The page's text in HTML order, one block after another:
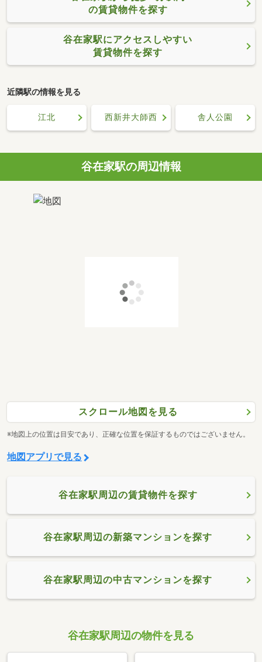
の賃貸物件を探す
谷在家駅にアクセスしやすい
賃貸物件を探す
近隣駅の情報を見る
江北 西新井大師西 舎人公園
谷在家駅の周辺情報
スクロール地図を見る
※地図上の位置は目安であり、正確な位置を保証するものではございません。
地図アプリで見る
谷在家駅周辺の賃貸物件を探す
谷在家駅周辺の新築マンションを探す
谷在家駅周辺の中古マンションを探す
谷在家駅周辺の物件を見る